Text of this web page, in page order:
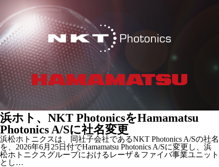
浜ホト、NKT PhotonicsをHamamatsu
Photonics A/Sに社名変更
浜松ホトニクスは、同社子会社であるNKT Photonics A/Sの社名
を、2026年6月25日付でHamamatsu Photonics A/Sに変更し、浜
松ホトニクスグループにおけるレーザ＆ファイバ事業ユニット
とし…